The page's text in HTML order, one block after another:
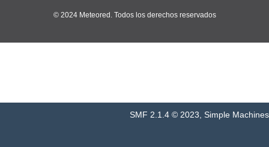
© 2024 Meteored. Todos los derechos reservados
SMF 2.1.4 © 2023 Simple Machines